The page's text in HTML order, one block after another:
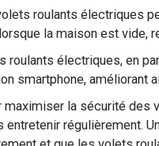
roulants électriques
la maison est vide,
roulants électriques, en
smartphone, améliorant
maximiser la sécurité
régulièrement.